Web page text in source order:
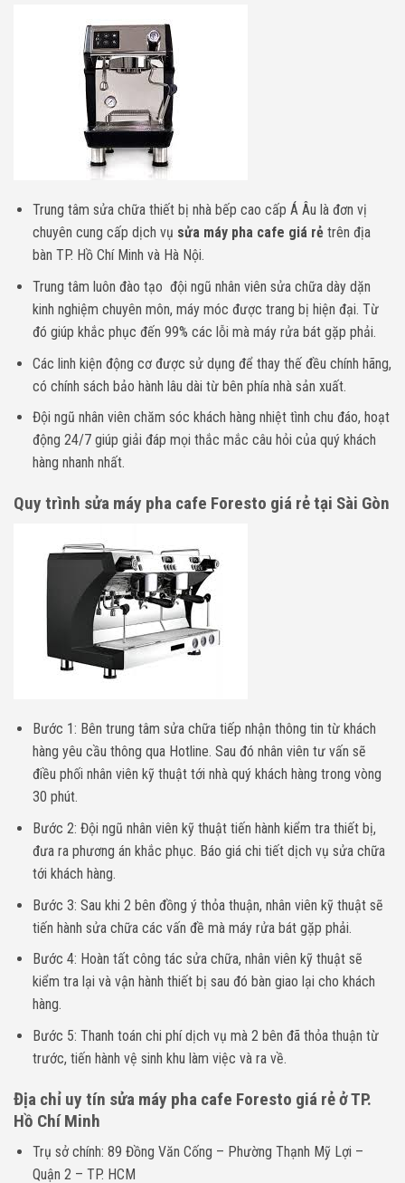
Trung tâm sửa chữa thiết bị nhà bếp cao cấp Á Âu là đơn vị
chuyên cung cấp dịch vụ sửa máy pha cafe giá rẻtrên địa
bàn TP. Hồ Chí Minh và Hà Nội.
Trung tâm luôn đào tạo đội ngũ nhân viên sửa chữa dày dặn
kinh nghiệm chuyên môn, máy móc được trang bị hiện đại. Từ
đó giúp khắc phục đến 99% các lỗi mà máy rửa bát gặp phải.
Các linh kiện động cơ được sử dụng để thay thế đều chính hãng,
có chính sách bảo hành lâu dài từ bên phía nhà sản xuất.
Đội ngũ nhân viên chăm sóc khách hàng nhiệt tình chu đáo, hoạt
động 24/7 giúp giải đáp mọi thắc mắc câu hỏi của quý khách
hàng nhanh nhất.
Quy trình sửa máy pha cafe Foresto giá rẻ tại Sài Gòn
Bước 1: Bên trung tâm sửa chữa tiếp nhận thông tin từ khách
hàng yêu cầu thông qua Hotline. Sau đó nhân viên tư vấn sẽ
điều phối nhân viên kỹ thuật tới nhà quý khách hàng trong vòng
30 phút.
Bước 2: Đội ngũ nhân viên kỹ thuật tiến hành kiểm tra thiết bị,
đưa ra phương án khắc phục. Báo giá chi tiết dịch vụ sửa chữa
tới khách hàng.
Bước 3: Sau khi 2 bên đồng ý thỏa thuận, nhân viên kỹ thuật sẽ
tiến hành sửa chữa các vấn đề mà máy rửa bát gặp phải.
Bước 4: Hoàn tất công tác sửa chữa, nhân viên kỹ thuật sẽ
kiểm tra lại và vận hành thiết bị sau đó bàn giao lại cho khách
hàng.
Bước 5: Thanh toán chi phí dịch vụ mà 2 bên đã thỏa thuận từ
trước, tiến hành vệ sinh khu làm việc và ra về.
Địa chỉ uy tín sửa máy pha cafe Foresto giá rẻ ở TP.
Hồ Chí Minh
Trụ sở chính: 89 Đồng Văn Cống – Phường Thạnh Mỹ Lợi –
Quận 2 – TP. HCM